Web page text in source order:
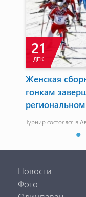
21
ДЕК
Женская
гонкам
Турнир состоялся в
Новости
Фото